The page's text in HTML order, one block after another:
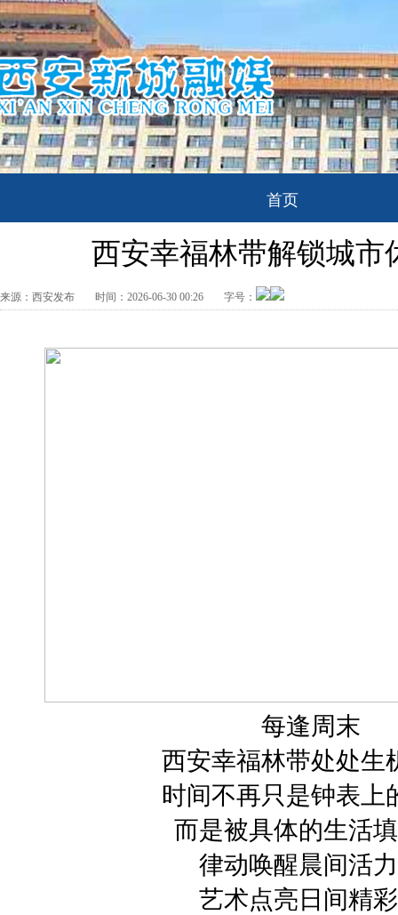
首页
西安幸福林带解锁城市
来源： 西安发布 时间： 2026-06-30 00:26 字号：
每逢周末
西安幸福林带处处生
时间不再只是钟表上
而是被具体的生活
律动唤醒晨间活
艺术点亮日间精